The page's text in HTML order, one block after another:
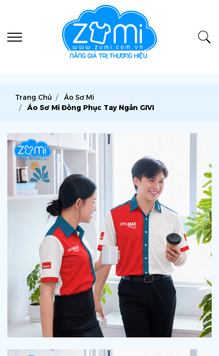
Trang Chủ
Áo Sơ Mi
Áo Sơ Mi Đồng Phục Tay Ngắn GIVI